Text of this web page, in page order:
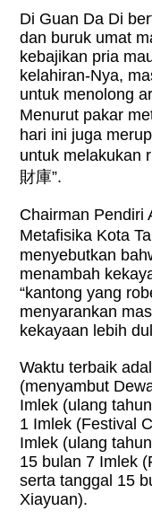
Di Guan Da Di
dan buruk umat
kebajikan pria
kelahiran-Nya,
untuk menolong
Menurut pakar
hari ini juga
untuk melakukan
財庫”.
Chairman Pendiri
Metafisika Kota
menyebutkan
menambah
“kantong yang
menyarankan
kekayaan lebih
Waktu terbaik
(menyambut
Imlek (ulang
1 Imlek (Festival
Imlek (ulang
15 bulan 7 Imlek
serta tanggal 15
Xiayuan).